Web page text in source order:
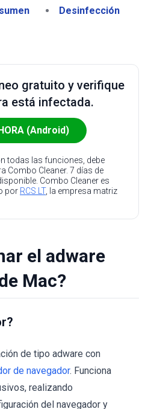
Desinfección
gratuito y verifique
está infectada.
(Android)
todas las funciones, debe
Combo Cleaner. 7 días de
Combo Cleaner es
por RCS LT, la empresa matriz
el adware
Mac?
de tipo adware con
de navegador. Funciona
realizando
del navegador y